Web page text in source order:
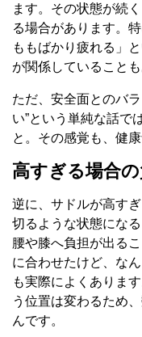
ます。その状態が続
る場合があります。
ももばかり疲れる」
が関係していることも
ただ、安全面とのバ
い”という単純な話で
と。その感覚も、健
高すぎる場合の
逆に、サドルが高す
切るような状態にな
腰や膝へ負担が出る
に合わせたけど、な
も実際によくありま
う位置は変わるため
んです。